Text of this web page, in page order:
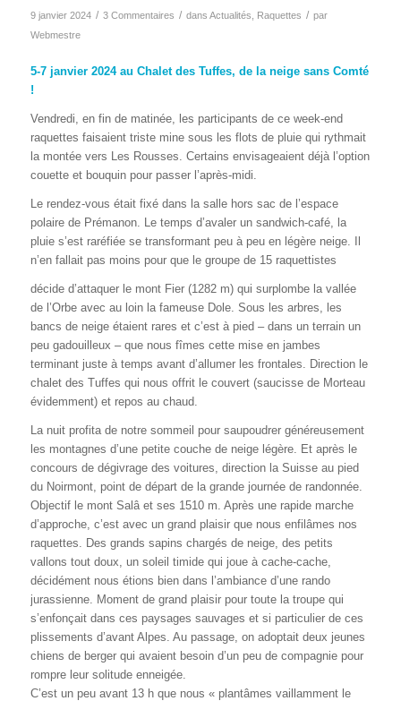
9 janvier 2024 / 3 Commentaires / dans Actualités Raquettes / par
Webmestre
5-7 janvier 2024 au Chalet des Tuffes, de la neige sans Comté
!
Vendredi, en fin de matinée, les participants de ce week-end
raquettes faisaient triste mine sous les flots de pluie qui rythmait
la montée vers Les Rousses. Certains envisageaient déjà l’option
couette et bouquin pour passer l’après-midi.
Le rendez-vous était fixé dans la salle hors sac de l’espace
polaire de Prémanon. Le temps d’avaler un sandwich-café, la
pluie s’est raréfiée se transformant peu à peu en légère neige. Il
n’en fallait pas moins pour que le groupe de 15 raquettistes
décide d’attaquer le mont Fier (1282 m) qui surplombe la vallée
de l’Orbe avec au loin la fameuse Dole. Sous les arbres, les
bancs de neige étaient rares et c’est à pied – dans un terrain un
peu gadouilleux – que nous fîmes cette mise en jambes
terminant juste à temps avant d’allumer les frontales. Direction le
chalet des Tuffes qui nous offrit le couvert (saucisse de Morteau
évidemment) et repos au chaud.
La nuit profita de notre sommeil pour saupoudrer généreusement
les montagnes d’une petite couche de neige légère. Et après le
concours de dégivrage des voitures, direction la Suisse au pied
du Noirmont, point de départ de la grande journée de randonnée.
Objectif le mont Salâ et ses 1510 m. Après une rapide marche
d’approche, c’est avec un grand plaisir que nous enfilâmes nos
raquettes. Des grands sapins chargés de neige, des petits
vallons tout doux, un soleil timide qui joue à cache-cache,
décidément nous étions bien dans l’ambiance d’une rando
jurassienne. Moment de grand plaisir pour toute la troupe qui
s’enfonçait dans ces paysages sauvages et si particulier de ces
plissements d’avant Alpes. Au passage, on adoptait deux jeunes
chiens de berger qui avaient besoin d’un peu de compagnie pour
rompre leur solitude enneigée.
C’est un peu avant 13 h que nous « plantâmes vaillamment le